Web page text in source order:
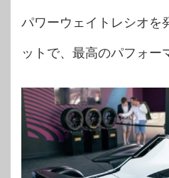
パワーウェイトレシオを
ットで、最高のパフォー